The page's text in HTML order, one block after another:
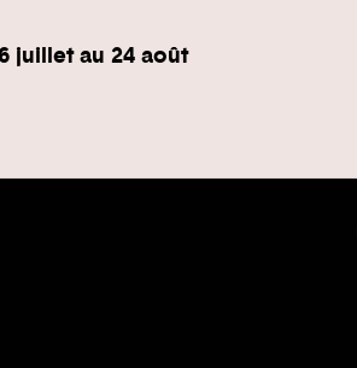
juillet au 24 août